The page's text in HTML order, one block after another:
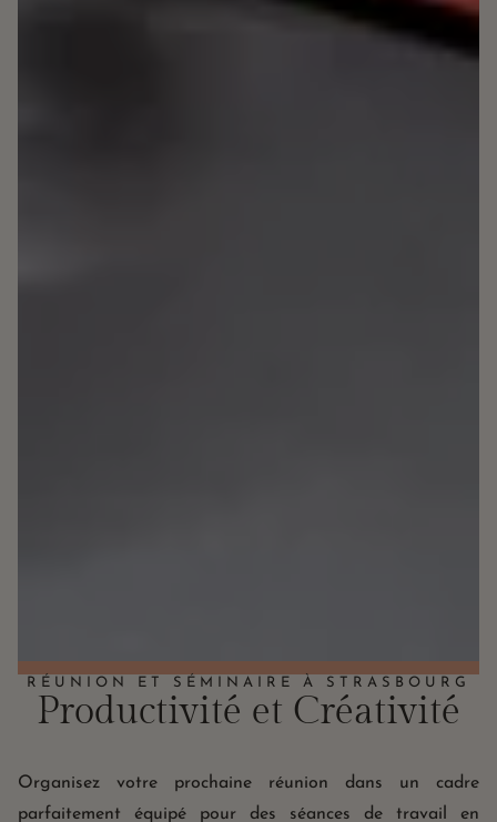
RÉUNION ET SÉMINAIRE À STRASBOURG
Productivité et Créativité
Organisez votre prochaine réunion dans un cadre
parfaitement équipé pour des séances de travail en